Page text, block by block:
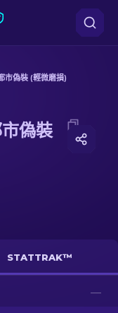
偽裝 (輕微磨損)
(輕微磨損)
偽裝
STATTRAK™
—